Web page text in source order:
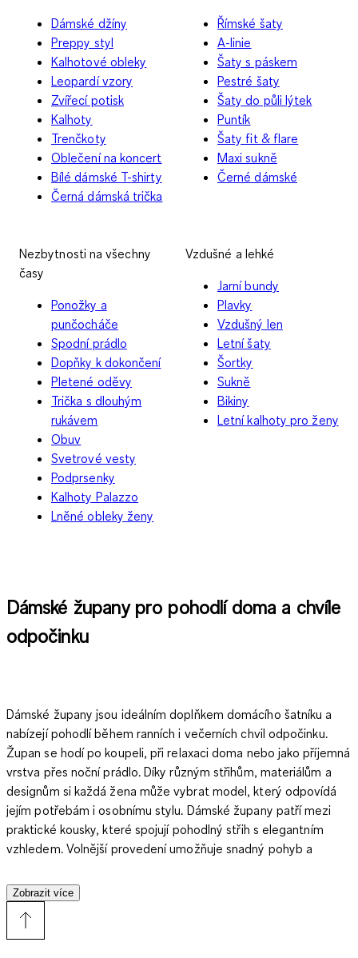
Dámské džíny
Preppy styl
Kalhotové obleky
Leopardí vzory
Zvířecí potisk
Kalhoty
Trenčkoty
Oblečení na koncert
Bílé dámské T-shirty
Černá dámská trička
Římské šaty
A-linie
Šaty s páskem
Pestré šaty
Šaty do půli lýtek
Puntík
Šaty fit & flare
Maxi sukně
Černé dámské
Nezbytnosti na všechny
časy
Ponožky a
punčocháče
Spodní prádlo
Dopňky k dokončení
Pletené oděvy
Trička s dlouhým
rukávem
Obuv
Svetrové vesty
Podprsenky
Kalhoty Palazzo
Lněné obleky ženy
Vzdušné a lehké
Jarní bundy
Plavky
Vzdušný len
Letní šaty
Šortky
Sukně
Bikiny
Letní kalhoty pro ženy
Dámské župany pro pohodlí doma a chvíle
odpočinku
Dámské župany jsou ideálním doplňkem domácího šatníku a
nabízejí pohodlí během ranních i večerních chvil odpočinku.
Župan se hodí po koupeli, při relaxaci doma nebo jako příjemná
vrstva přes noční prádlo. Díky různým střihům, materiálům a
designům si každá žena může vybrat model, který odpovídá
jejím potřebám i osobnímu stylu. Dámské župany patří mezi
praktické kousky, které spojují pohodlný střih s elegantním
vzhledem. Volnější provedení umožňuje snadný pohyb a
během celého roku a snadno jej kombinovat s dalším domácím
oblečením, například s pyžamem nebo noční košilí. Při výběru
županu hraje důležitou roli materiál. Hebké a měkké materiály
jsou oblíbené pro každodenní pohodlí, zatímco froté župany
Zobrazit více